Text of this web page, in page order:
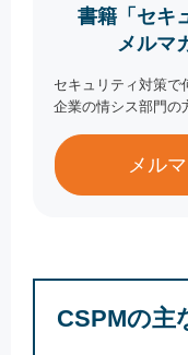
書籍「セキ
メルマ
セキュリティ対策で
企業の情シス部門の
メル
CSPMの主